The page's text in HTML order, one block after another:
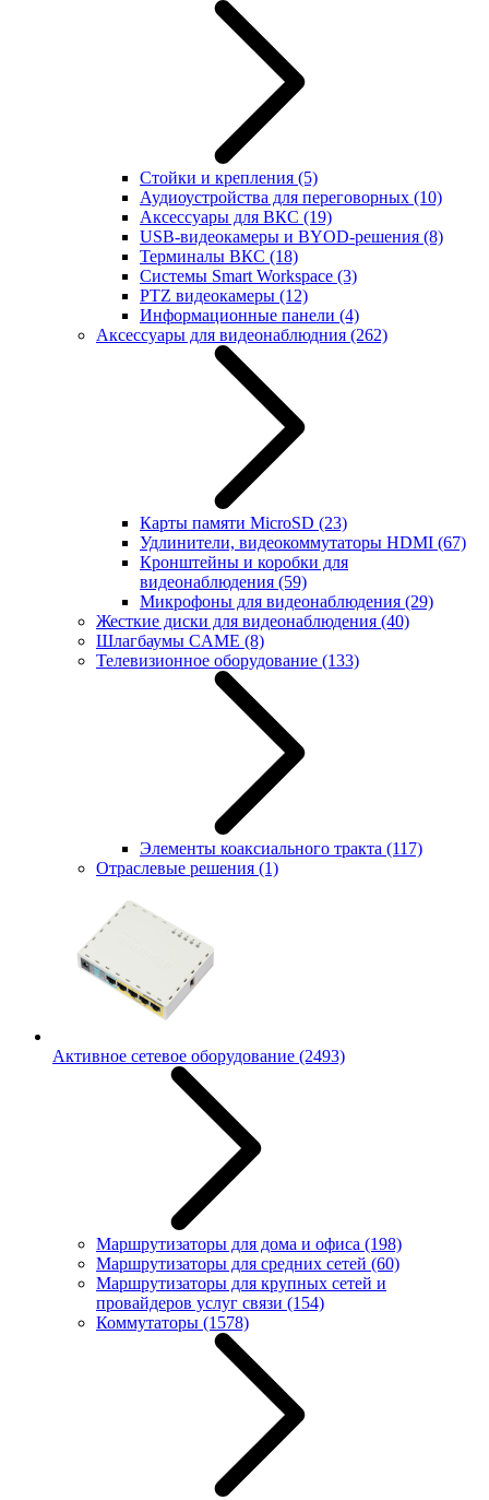
Стойки и крепления (5)
Аудиоустройства для переговорных (10)
Аксессуары для ВКС (19)
USB-видеокамеры и BYOD-решения (8)
Терминалы ВКС (18)
Системы Smart Workspace (3)
PTZ видеокамеры (12)
Информационные панели (4)
Аксессуары для видеонаблюдния (262)
Карты памяти MicroSD (23)
Удлинители, видеокоммутаторы HDMI (67)
Кронштейны и коробки для
видеонаблюдения (59)
Микрофоны для видеонаблюдения (29)
Жесткие диски для видеонаблюдения (40)
Шлагбаумы CAME (8)
Телевизионное оборудование (133)
Элементы коаксиального тракта (117)
Отраслевые решения (1)
Активное сетевое оборудование (2493)
Маршрутизаторы для дома и офиса (198)
Маршрутизаторы для средних сетей (60)
Маршрутизаторы для крупных сетей и
провайдеров услуг связи (154)
Коммутаторы (1578)